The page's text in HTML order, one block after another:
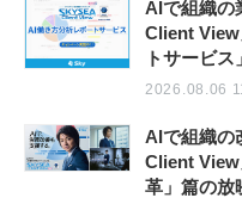
AIで組織の
Client View
トサービス
2026.08.06
AIで組織の
Client View
革」篇の放